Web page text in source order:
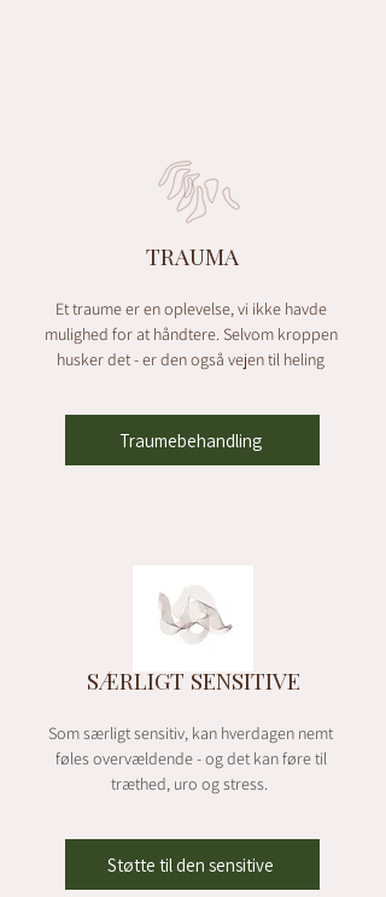
TRAUMA
Et traume er en oplevelse, vi ikke havde
mulighed for at håndtere. Selvom kroppen
husker det - er den også vejen til heling
Traumebehandling
SÆRLIGT SENSITIVE
Som særligt sensitiv, kan hverdagen nemt
føles overvældende - og det kan føre til
træthed, uro og stress.
Støtte til den sensitive